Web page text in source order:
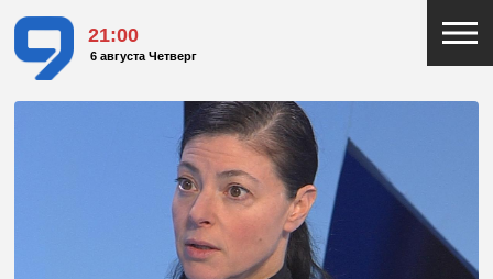
21:00
6 августа Четверг